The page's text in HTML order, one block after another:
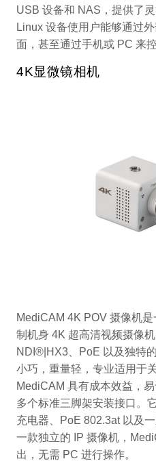
USB 设备和 NAS，提供了
Linux 设备使用户能够通过
面，甚至通过手机或 PC 来控
4K显微镜相机
MediCAM 4K POV 摄像机
制机身 4K 超高清视频摄像
NDI®|HX3、PoE 以及独特
小巧，重量轻，专业适用于
MediCAM 具有成本效益，
多个标准三脚架安装接口。
充电器、PoE 802.3at 以及
一款独立的 IP 摄像机，
出，无需 PC 进行操作。